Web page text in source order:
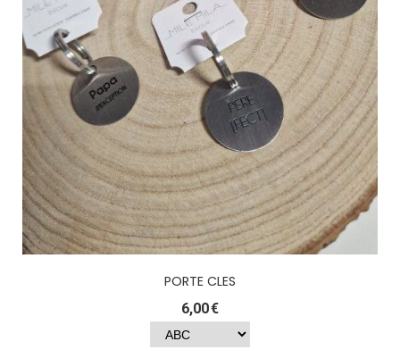
PORTE CLES
6,00€